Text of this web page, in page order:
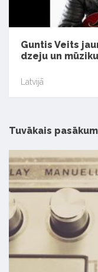
Guntis Veits
dzeju un mūziku
Latvijā
Tuvākais